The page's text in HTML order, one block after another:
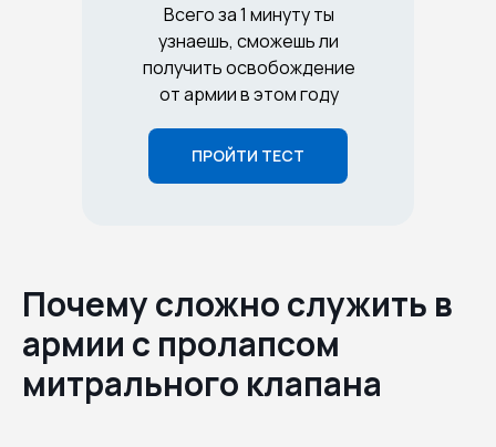
ПРОЙТИ ТЕСТ
Всего за 1 минуту ты
узнаешь, сможешь ли
получить освобождение
от армии в этом году
Почему сложно служить в
армии с пролапсом
митрального клапана